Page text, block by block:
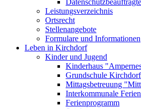
Leistungsverzeichnis
Ortsrecht
Stellenangebote
Formulare und Informationen
Leben in Kirchdorf
Kinder und Jugend
Kinderhaus
Grundschule Kirchdorf
Mittagsbetreuung
Interkommunale
Ferienprogramm